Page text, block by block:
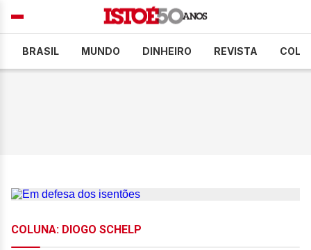
BRASIL MUNDO DINHEIRO REVISTA
COLUNA: DIOGO SCHELP